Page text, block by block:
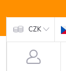
CZK